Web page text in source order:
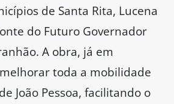
de Santa Rita, Lucena
do Futuro Governador
A obra, já em
toda a mobilidade
João Pessoa, facilitando o